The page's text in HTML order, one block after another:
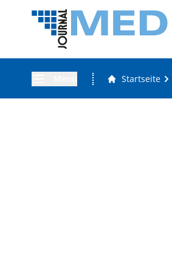
Startseite